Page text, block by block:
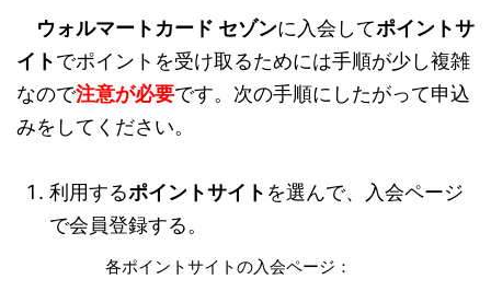
ウォルマートカード セゾンに入会してポイントサ
イトでポイントを受け取るためには手順が少し複雑
なので注意が必要です。次の手順にしたがって申込
みをしてください。
利用するポイントサイト を選んで、入会ページ
で会員登録する。
各ポイントサイトの入会ページ：